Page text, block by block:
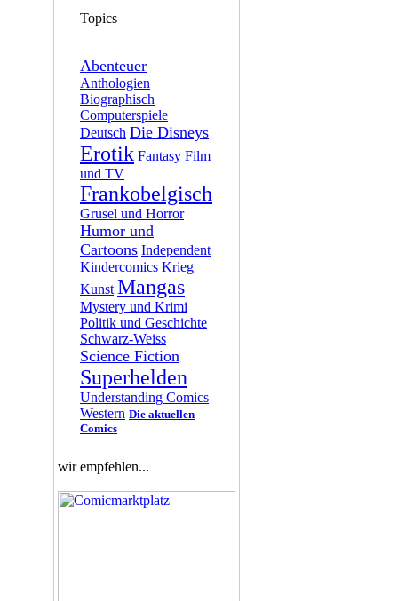
Topics
Abenteuer
Anthologien
Biographisch
Computerspiele
Deutsch Die Disneys
Erotik Fantasy Film
und TV
Frankobelgisch
Grusel und Horror
Humor und
Cartoons Independent
Kindercomics Krieg
Kunst Mangas
Mystery und Krimi
Politik und Geschichte
Schwarz-Weiss
Science Fiction
Superhelden
Understanding Comics
Western Die aktuellen
Comics
wir empfehlen...